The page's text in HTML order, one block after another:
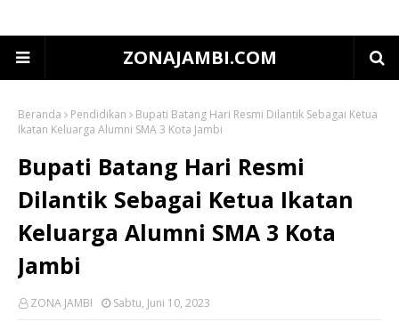
ZONAJAMBI.COM
Beranda Pendidikan
Bupati Batang Hari Resmi Dilantik Sebagai Ketua
Ikatan Keluarga Alumni SMA 3 Kota Jambi
Bupati Batang Hari Resmi
Dilantik Sebagai Ketua Ikatan
Keluarga Alumni SMA 3 Kota
Jambi
ZONA JAMBI Sabtu, Juni 10, 2023